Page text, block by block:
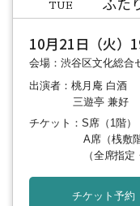
TUE
10月21日（火）
会場：渋谷区文化総合
出演者：桃月庵 白酒
三遊亭 兼好
チケット：S席（1階
A席（桟敷
（全席指定
チケット予約